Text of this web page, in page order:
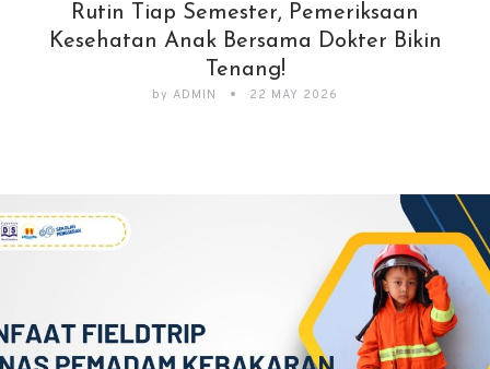
Rutin Tiap Semester, Pemeriksaan
Kesehatan Anak Bersama Dokter Bikin
Tenang!
by ADMIN 22 MAY 2026